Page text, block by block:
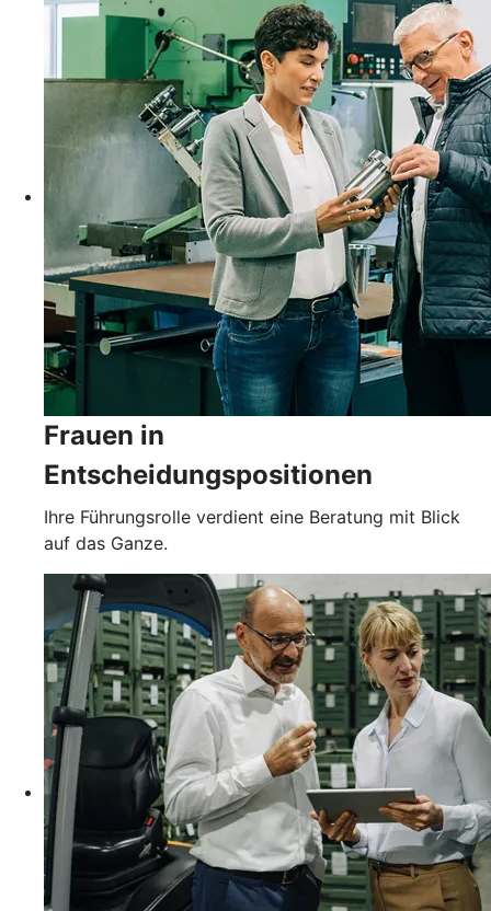
Frauen in
Entscheidungspositionen
Ihre Führungsrolle verdient eine Beratung mit Blick
auf das Ganze.